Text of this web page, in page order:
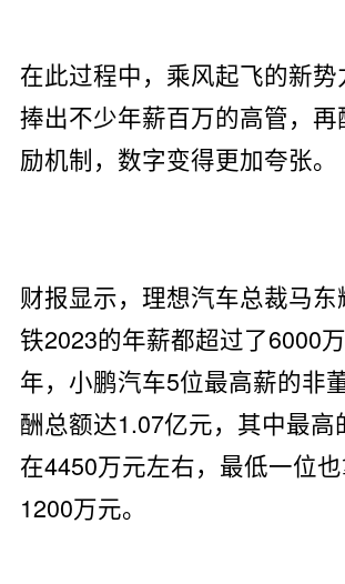
在此过程中，乘风起飞的新
捧出不少年薪百万的高管，
励机制，数字变得更加夸张。
财报显示，理想汽车总裁马
铁2023的年薪都超过了6000
年，小鹏汽车5位最高薪的非
酬总额达1.07亿元，其中最高
在4450万元左右，最低一位
1200万元。